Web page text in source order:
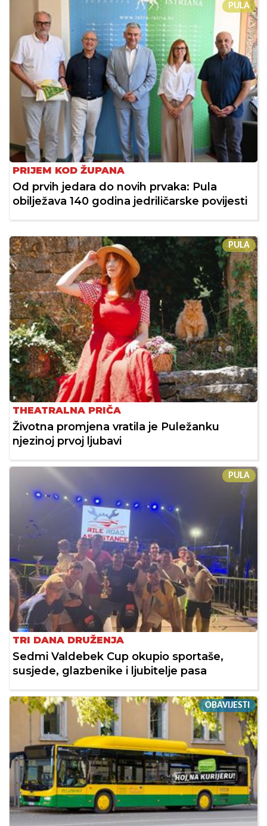
PULA
PRIJEM KOD ŽUPANA
Od prvih jedara do novih prvaka: Pula
obilježava 140 godina jedriličarske povijesti
PULA
THEATRALNA PRIČA
Životna promjena vratila je Puležanku
njezinoj prvoj ljubavi
PULA
TRI DANA DRUŽENJA
Sedmi Valdebek Cup okupio sportaše,
susjede, glazbenike i ljubitelje pasa
OBAVIJESTI